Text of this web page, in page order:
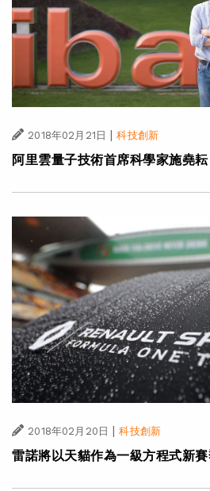
2018年02月21日 | 科技創新
阿里雲量子技術首席科學家施堯
2018年02月20日 | 科技創新
雷諾將以天貓作為一級方程式新